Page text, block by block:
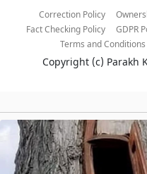
Correction Policy
Fact Checking Policy
GDPR
Terms and Conditions
Copyright (c) Parakh